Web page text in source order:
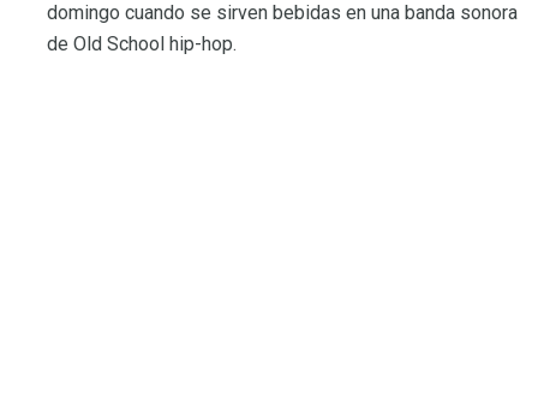
domingo cuando se sirven bebidas en una banda sonora
de Old School hip-hop.